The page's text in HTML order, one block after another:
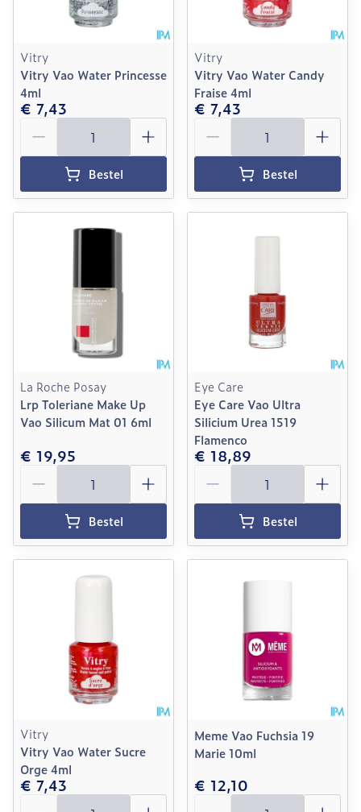
Vitry
Vitry Vao Water Princesse
4ml
€ 7,43
Aantal
Bestel
Vitry
Vitry Vao Water Candy
Fraise 4ml
€ 7,43
Aantal
Bestel
La Roche Posay
Lrp Toleriane Make Up
Vao Silicum Mat 01 6ml
€ 19,95
Aantal
Bestel
Eye Care
Eye Care Vao Ultra
Silicium Urea 1519
Flamenco
€ 18,89
Aantal
Bestel
Vitry
Vitry Vao Water Sucre
Orge 4ml
€ 7,43
Aantal
Meme Vao Fuchsia 19
Marie 10ml
€ 12,10
Aantal